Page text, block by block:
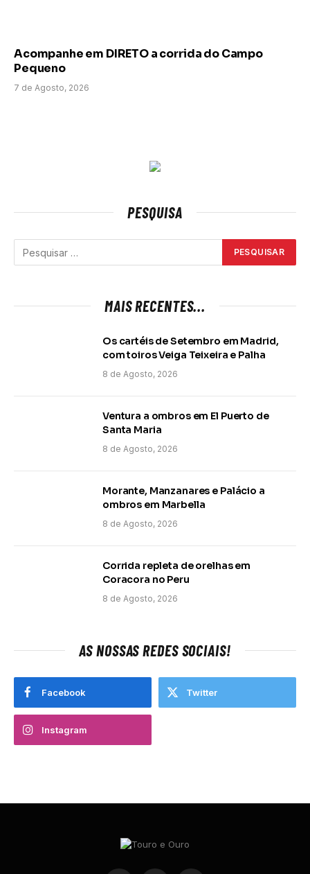
Acompanhe em DIRETO a corrida do Campo
Pequeno
7 de Agosto, 2026
PESQUISA
MAIS RECENTES...
Os cartéis de Setembro em Madrid,
com toiros Veiga Teixeira e Palha
8 de Agosto, 2026
Ventura a ombros em El Puerto de
Santa Maria
8 de Agosto, 2026
Morante, Manzanares e Palácio a
ombros em Marbella
8 de Agosto, 2026
Corrida repleta de orelhas em
Coracora no Peru
8 de Agosto, 2026
AS NOSSAS REDES SOCIAIS!
Facebook Twitter
Instagram